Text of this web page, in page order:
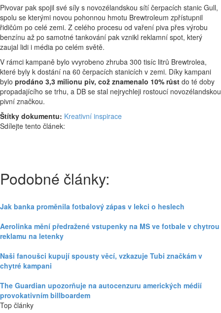
Pivovar pak spojil své síly s novozélandskou sítí čerpacích stanic Gull,
spolu se kterými novou pohonnou hmotu Brewtroleum zpřístupnil
řidičům po celé zemi. Z celého procesu od vaření piva přes výrobu
benzínu až po samotné tankování pak vznikl reklamní spot, který
zaujal lidi i média po celém světě.
V rámci kampaně bylo vvyrobeno zhruba 300 tisíc litrů Brewtrolea,
které byly k dostání na 60 čerpacích stanicích v zemi. Díky kampani
bylo prodáno 3,3 milionu piv, což znamenalo 10% růst do té doby
propadajícího se trhu, a DB se stal nejrychleji rostoucí novozélandskou
pivní značkou.
Štítky dokumentu: Kreativní inspirace
Sdílejte tento článek:
Podobné články:
Jak banka proměnila fotbalový zápas v lekci o heslech
Aerolinka mění předražené vstupenky na MS ve fotbale v chytrou
reklamu na letenky
Naši fanoušci kupují spousty věcí, vzkazuje Tubi značkám v
chytré kampani
The Guardian upozorňuje na autocenzuru amerických médií
provokativním billboardem
Top články